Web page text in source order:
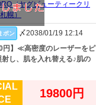
ポン
〆2038/01/19 12:14
円】≪高密度のレーザーをピ
射し、肌を入れ替える♪肌の
19800円